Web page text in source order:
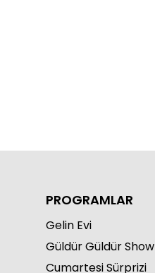
PROGRAMLAR
Gelin Evi
Güldür Güldür Show
Cumartesi Sürprizi